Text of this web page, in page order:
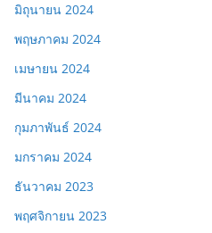
มิถุนายน 2024
พฤษภาคม 2024
เมษายน 2024
มีนาคม 2024
กุมภาพันธ์ 2024
มกราคม 2024
ธันวาคม 2023
พฤศจิกายน 2023